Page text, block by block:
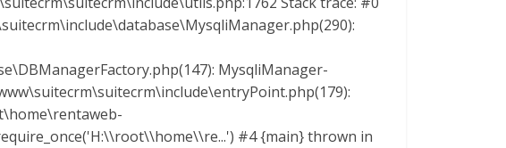
MysqliManager-
#4 {main} thrown in